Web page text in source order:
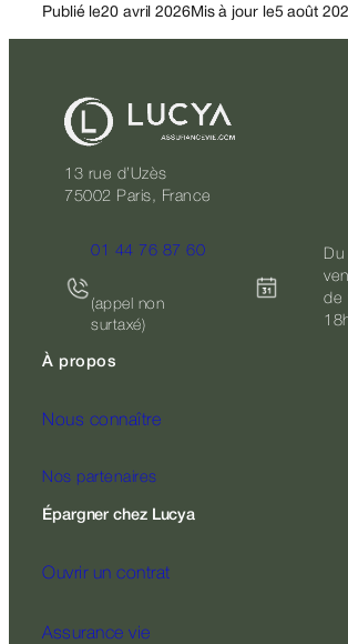
Publié le20 avril 2026Mis à jour le5 août
13 rue d’Uzès
75002 Paris, France
01 44 76 87 60
(appel non
surtaxé)
Du
de
À propos
Nous connaître
Nos partenaires
Épargner chez Lucya
Ouvrir un contrat
Assurance vie